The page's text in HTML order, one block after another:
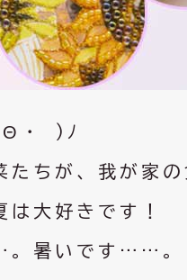
Θ・ )ﾉ
ちが、我が家
大好きです！
。暑いです……。